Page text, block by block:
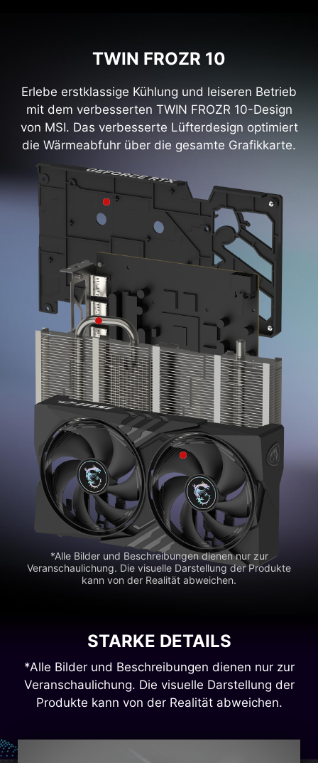
TWIN FROZR 10
Erlebe erstklassige Kühlung und leiseren Betrieb
mit dem verbesserten TWIN FROZR 10-Design
von MSI. Das verbesserte Lüfterdesign optimiert
die Wärmeabfuhr über die gesamte Grafikkarte.
*Alle Bilder und Beschreibungen dienen nur zur
Veranschaulichung. Die visuelle Darstellung der Produkte
kann von der Realität abweichen.
STARKE DETAILS
*Alle Bilder und Beschreibungen dienen nur zur
Veranschaulichung. Die visuelle Darstellung der
Produkte kann von der Realität abweichen.